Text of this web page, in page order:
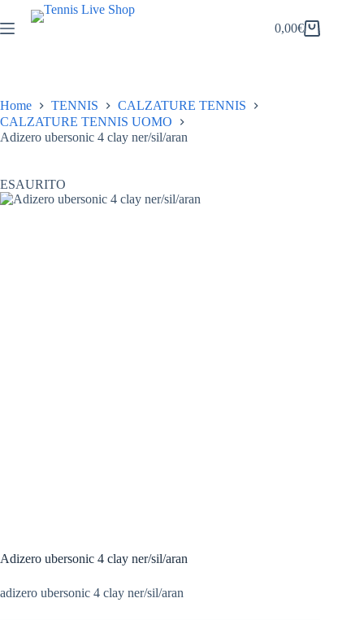
al
contenuto
Carrello
0,00€
Home TENNIS
CALZATURE TENNIS
CALZATURE TENNIS UOMO
Adizero ubersonic 4 clay ner/sil/aran
ESAURITO
Adizero ubersonic 4 clay ner/sil/aran
adizero ubersonic 4 clay ner/sil/aran